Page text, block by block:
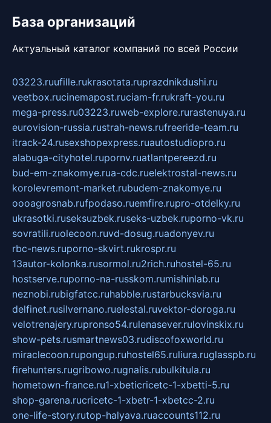
База организаций
Актуальный каталог компаний по всей России
03223.ruufille.rukrasotata.ruprazdnikdushi.ru
veetbox.rucinemapost.ruciam-fr.rukraft-you.ru
mega-press.ru03223.ruweb-explore.rurastenuya.ru
eurovision-russia.rustrah-news.rufreeride-team.ru
itrack-24.rusexshopexpress.ruautostudiopro.ru
alabuga-cityhotel.rupornv.ruatlantpereezd.ru
bud-em-znakomye.rua-cdc.ruelektrostal-news.ru
korolevremont-market.rubudem-znakomye.ru
oooagrosnab.rufpodaso.ruemfire.rupro-otdelky.ru
ukrasotki.ruseksuzbek.ruseks-uzbek.ruporno-vk.ru
sovratili.ruolecoon.ruvd-dosug.ruadonyev.ru
rbc-news.ruporno-skvirt.rukrospr.ru
13autor-kolonka.rusormol.ru2rich.ruhostel-65.ru
hostserve.ruporno-na-russkom.rumishinlab.ru
neznobi.rubigfatcc.ruhabble.rustarbucksvia.ru
delfinet.rusilvernano.ruelestal.ruvektor-doroga.ru
velotrenajery.rupronso54.rulenasever.rulovinskix.ru
show-pets.rusmartnews03.rudiscofoxworld.ru
miraclecoon.rupongup.ruhostel65.ruliura.ruglasspb.ru
firehunters.rugribowo.rugnalis.rubulkitula.ru
hometown-france.ru1-xbeticricetc-1-xbetti-5.ru
shop-garena.rucricetc-1-xbetr-1-xbetcc-2.ru
one-life-story.rutop-halyava.ruaccounts112.ru